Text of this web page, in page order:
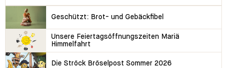
Geschützt: Brot- und Gebäckfibel
Unsere Feiertagsöffnungszeiten Mariä
Himmelfahrt
Die Ströck Bröselpost Sommer 2026